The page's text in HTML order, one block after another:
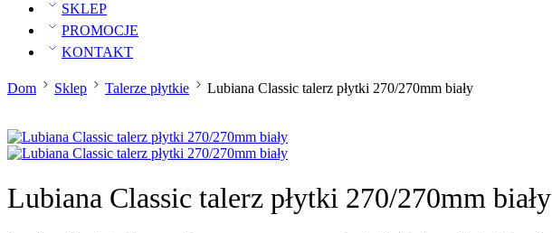
SKLEP
PROMOCJE
KONTAKT
Dom Sklep Talerze płytkie Lubiana Classic talerz płytki 270/270mm biały
Lubiana Classic talerz płytki 270/270mm biały